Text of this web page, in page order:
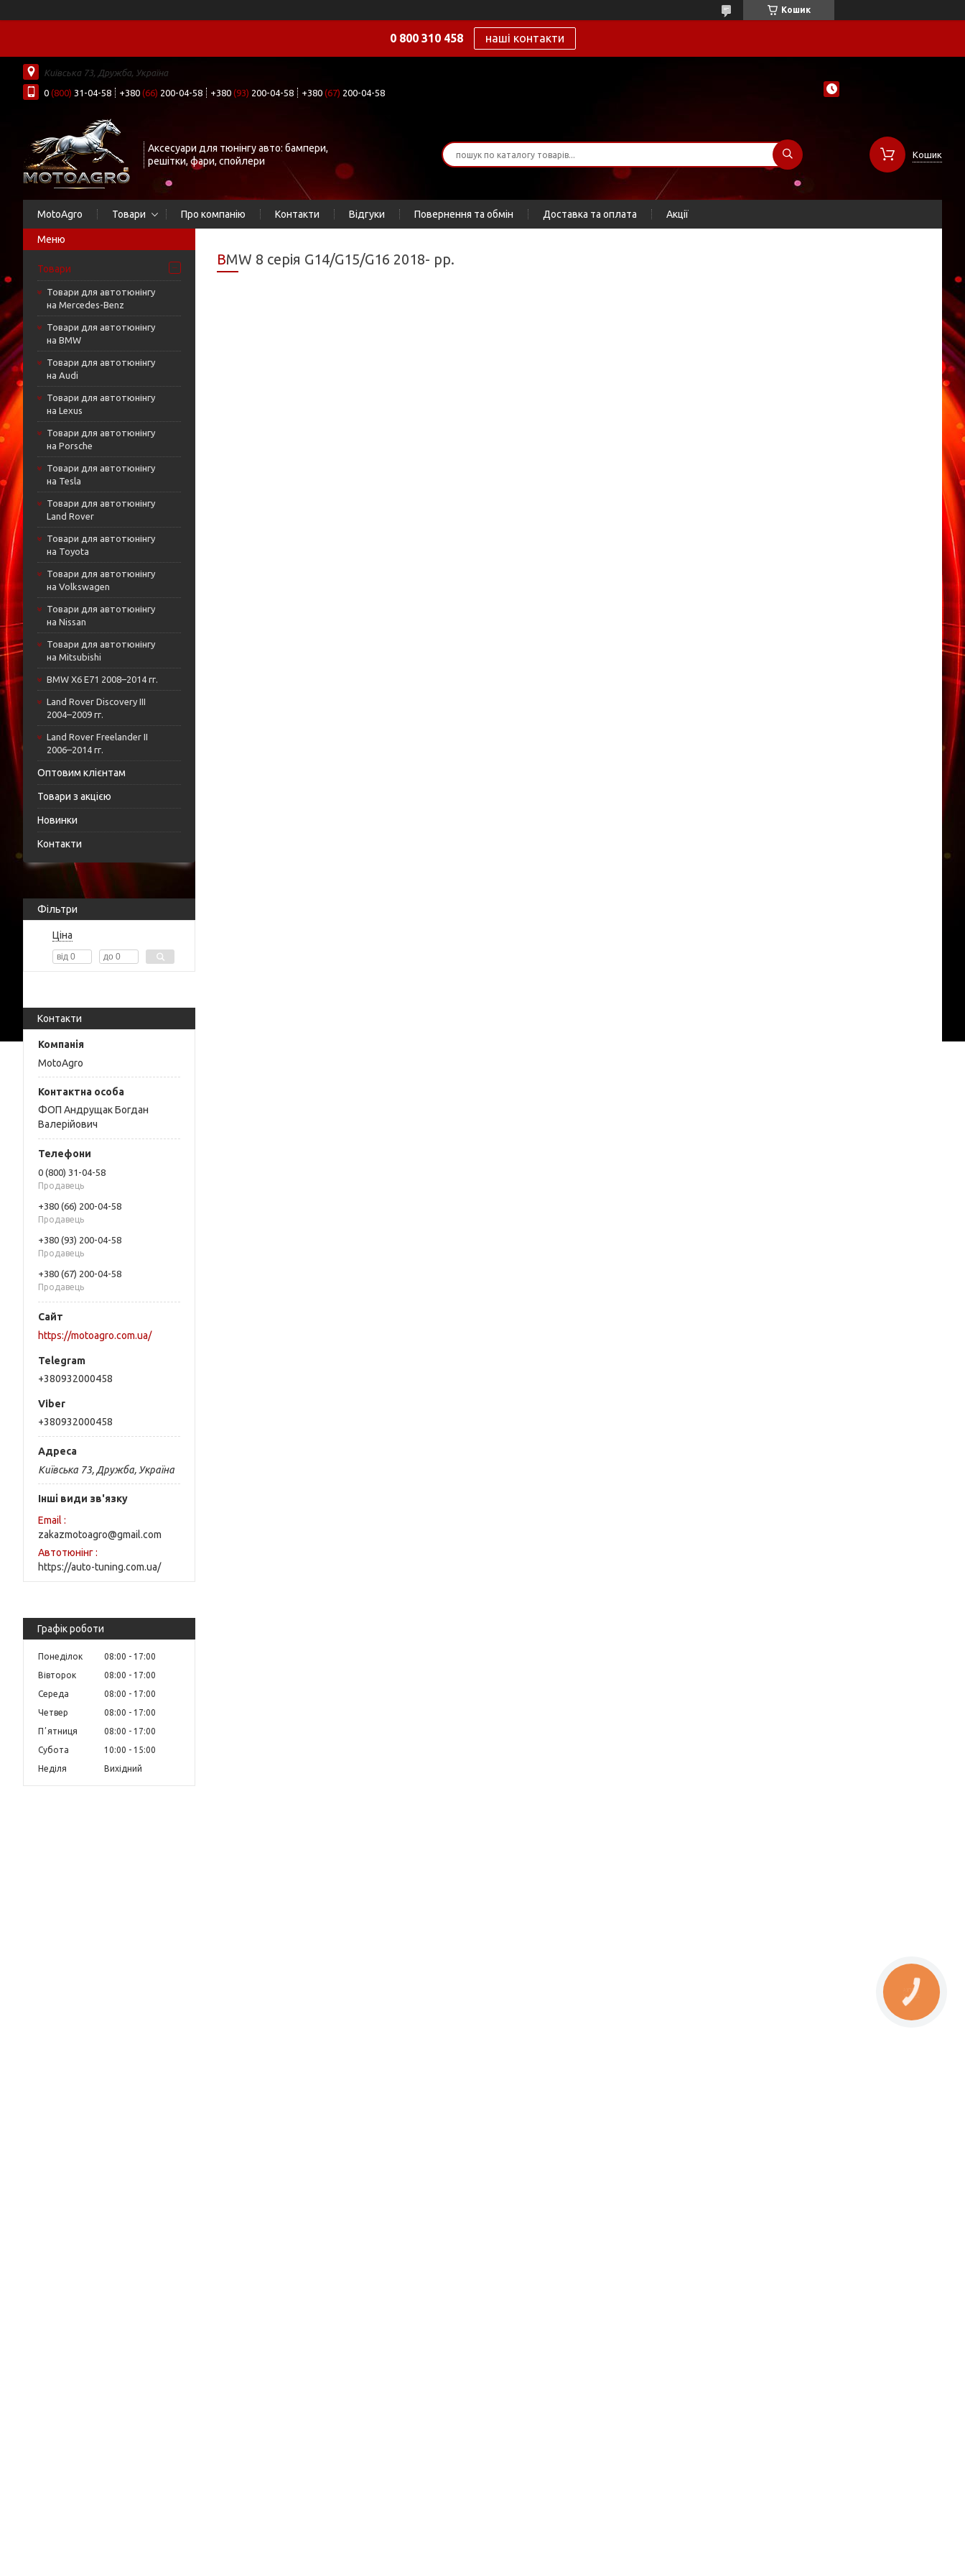
Кошик
0 800 310 458 наші контакти
Київська 73, Дружба, Україна
0 (800) 31-04-58 +380 (66) 200-04-58 +380 (93) 200-04-58 +380 (67) 200-04-58
Аксесуари для тюнінгу авто: бампери,
решітки, фари, спойлери
Кошик
MotoAgro Товари Про компанію Контакти Відгуки Повернення та обмін Доставка та оплата Акції
Товари
Товари для автотюнінгу
на Mercedes-Benz
Товари для автотюнінгу
на BMW
Товари для автотюнінгу
на Audi
Товари для автотюнінгу
на Lexus
Товари для автотюнінгу
на Porsche
Товари для автотюнінгу
на Tesla
Товари для автотюнінгу
Land Rover
Товари для автотюнінгу
на Toyota
Товари для автотюнінгу
на Volkswagen
Товари для автотюнінгу
на Nissan
Товари для автотюнінгу
на Mitsubishi
BMW X6 E71 2008–2014 гг.
Land Rover Discovery III
2004–2009 гг.
Land Rover Freelander II
2006–2014 гг.
Оптовим клієнтам
Товари з акцією
Новинки
Контакти
Фільтри
Ціна
Контакти
MotoAgro
ФОП Андрущак Богдан
Валерійович
0 (800) 31-04-58
Продавець
+380 (66) 200-04-58
Продавець
+380 (93) 200-04-58
Продавець
+380 (67) 200-04-58
Продавець
https://motoagro.com.ua/
+380932000458
+380932000458
Київська 73, Дружба, Україна
Інші види зв'язку
Email
zakazmotoagro@gmail.com
Автотюнінг
https://auto-tuning.com.ua/
Графік роботи
Понеділок 08:00
17:00
Вівторок
08:00
17:00
Середа
08:00
17:00
Четвер
08:00
17:00
Пʼятниця
08:00
17:00
Субота
10:00
15:00
Неділя
Вихідний
BMW 8 серія G14/G15/G16 2018- рр.